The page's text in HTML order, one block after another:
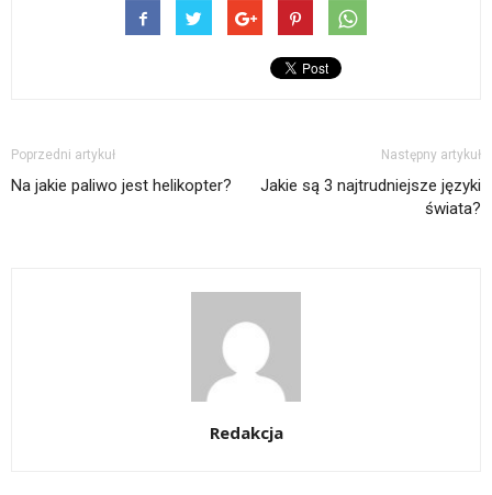
Poprzedni artykuł
Na jakie paliwo jest helikopter?
Następny artykuł
Jakie są 3 najtrudniejsze języki
świata?
Redakcja